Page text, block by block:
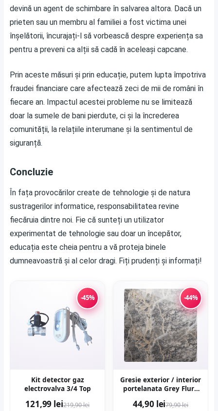
devină un agent de schimbare în salvarea altora. Dacă un
prieten sau un membru al familiei a fost victima unei
înșelătorii, încurajați-l să vorbească despre experiența sa
pentru a preveni ca alții să cadă în aceleași capcane.
Prin aceste măsuri și prin educație, putem lupta împotriva
fraudei financiare care afectează zeci de mii de români în
fiecare an. Impactul acestei probleme nu se limitează
doar la sumele de bani pierdute, ci și la încrederea
comunității, la relațiile interumane și la sentimentul de
siguranță.
Concluzie
În fața provocărilor create de tehnologie și de natura
sustragerilor informatice, responsabilitatea revine
fiecăruia dintre noi. Fie că sunteți un utilizator
experimentat de tehnologie sau doar un începător,
educația este cheia pentru a vă proteja binele
dumneavoastră și al celor dragi. Fiți prudenți și informați!
-45%
Kit detector gaz
electrovalva 3/4 Top
121,99 lei219,90 lei
-44%
Gresie exterior / interior
portelanata Grey Flury
rectificata tip marmura
44,90 lei79,90 lei